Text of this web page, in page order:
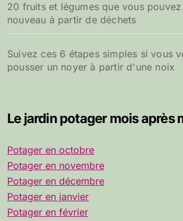
20 fruits et légumes que vous
nouveau à partir de déchets
Suivez ces 6 étapes simples si vous
pousser un noyer à partir d'une noix
Le jardin potager mois après
Potager en octobre
Potager en novembre
Potager en décembre
Potager en janvier
Potager en février